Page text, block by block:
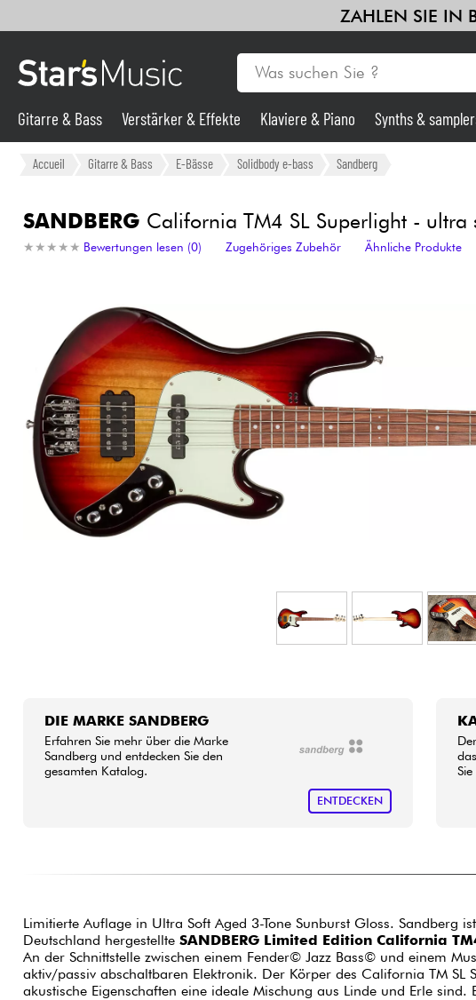
ZAHLEN SIE IN
Gitarre & Bass
Synths & samplers
Licht
Violinen & Quartett
HiFi
Gitarre & Bass Verstärker & Effekte Klaviere & Piano Synths &
Accueil Gitarre & Bass E-Bässe Solidbody e-bass Sandberg
SANDBERG California TM4 SL Superlight - ultra
★ ★ ★ ★ ★
★ ★ ★ ★ ★ Bewertungen lesen (0) Zugehöriges Zubehör Ähnliche Produkte
DIE MARKE SANDBERG
Erfahren Sie mehr über die Marke
Sandberg und entdecken Sie den
gesamten Katalog.
ENTDECKEN
Limitierte Auflage in Ultra Soft Aged 3-Tone Sunburst Gloss. Sandberg
Deutschland hergestellte SANDBERG Limited Edition California
An der Schnittstelle zwischen einem Fender© Jazz Bass© und einem
aktiv/passiv abschaltbaren Elektronik. Der Körper des California TM SL
akustische Eigenschaften eine ideale Mischung aus Linde und Erle